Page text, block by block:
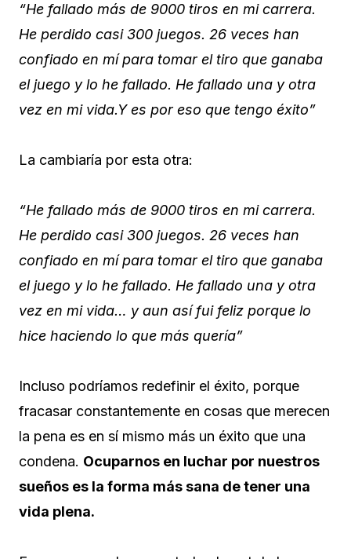
“He fallado más de 9000 tiros en mi carrera.
He perdido casi 300 juegos. 26 veces han
confiado en mí para tomar el tiro que ganaba
el juego y lo he fallado. He fallado una y otra
vez en mi vida.Y es por eso que tengo éxito”
La cambiaría por esta otra:
“He fallado más de 9000 tiros en mi carrera.
He perdido casi 300 juegos. 26 veces han
confiado en mí para tomar el tiro que ganaba
el juego y lo he fallado. He fallado una y otra
vez en mi vida… y aun así fui feliz porque lo
hice haciendo lo que más quería”
Incluso podríamos redefinir el éxito, porque
fracasar constantemente en cosas que merecen
la pena es en sí mismo más un éxito que una
condena. Ocuparnos en luchar por nuestros
sueños es la forma más sana de tener una
vida plena.